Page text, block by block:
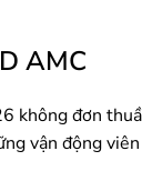
AMC
không đơn
vận động